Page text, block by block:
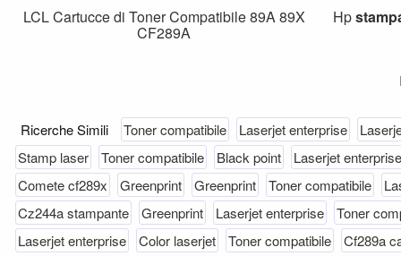
LCL Cartucce di Toner Compatibile 89A 89X
CF289A
Hp
Ricerche Simili Toner compatibile Laserjet enterprise
Stamp laser
Toner compatibile Black point
Laserjet enterprise
Comete cf289x
Greenprint Greenprint Toner compatibile
Cz244a stampante
Greenprint Laserjet enterprise
Toner
Laserjet enterprise
Color laserjet Toner compatibile
Cf289a